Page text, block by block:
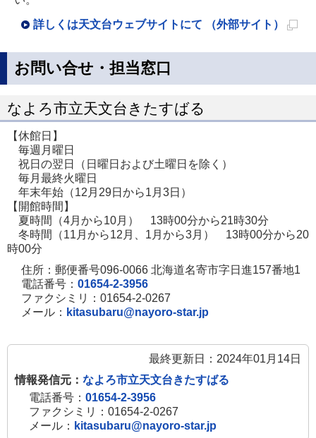
詳しくは天文台ウェブサイトにて （外部サイト）
ジ
お問い合せ・担当窓口
なよろ市立天文台きたすばる
【休館日】
毎週月曜日
祝日の翌日（日曜日および土曜日を除く）
毎月最終火曜日
年末年始（12月29日から1月3日）
【開館時間】
夏時間（4月から10月） 13時00分から21時30分
冬時間（11月から12月、1月から3月） 13時00分から20
時00分
住所：郵便番号096-0066 北海道名寄市字日進157番地1
電話番号： 01654-2-3956
ファクシミリ：01654-2-0267
メール： kitasubaru@nayoro-star.jp
最終更新日：2024年01月14日
情報発信元： なよろ市立天文台きたすばる
電話番号： 01654-2-3956
ファクシミリ：01654-2-0267
メール： kitasubaru@nayoro-star.jp